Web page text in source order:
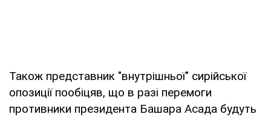
Також представник "внутрішньої" сирійської
опозиції пообіцяв, що в разі перемоги
противники президента Башара Асада будуть